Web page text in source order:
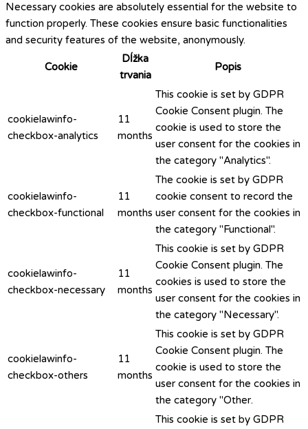
Necessary cookies are absolutely essential for the website to
function properly. These cookies ensure basic functionalities
and security features of the website, anonymously.
Cookie
Dĺžka
trvania
Popis
cookielawinfo-
checkbox-analytics
11
months
This cookie is set by GDPR
Cookie Consent plugin. The
cookie is used to store the
user consent for the cookies in
the category "Analytics".
cookielawinfo-
checkbox-functional
11
months
The cookie is set by GDPR
cookie consent to record the
user consent for the cookies in
the category "Functional".
cookielawinfo-
checkbox-necessary
11
months
This cookie is set by GDPR
Cookie Consent plugin. The
cookies is used to store the
user consent for the cookies in
the category "Necessary".
cookielawinfo-
checkbox-others
11
months
This cookie is set by GDPR
Cookie Consent plugin. The
cookie is used to store the
user consent for the cookies in
the category "Other.
This cookie is set by GDPR